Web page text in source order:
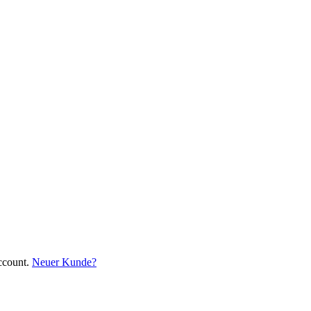
Neuer Kunde?